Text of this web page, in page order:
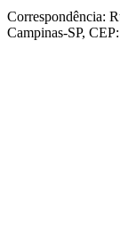
Correspondência:
Campinas-SP,